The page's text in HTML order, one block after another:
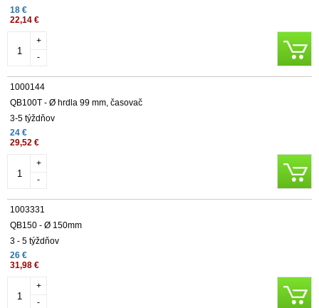
18 €
22,14 €
-
+
1000144
QB100T - Ø hrdla 99 mm, časovač
3-5 týždňov
24 €
29,52 €
-
+
1003331
QB150 - Ø 150mm
3 - 5 týždňov
26 €
31,98 €
-
+